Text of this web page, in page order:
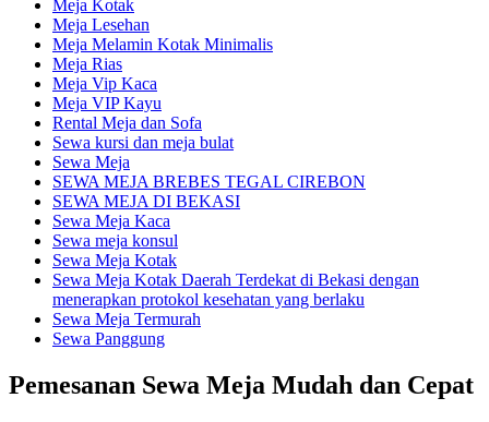
Meja Kotak
Meja Lesehan
Meja Melamin Kotak Minimalis
Meja Rias
Meja Vip Kaca
Meja VIP Kayu
Rental Meja dan Sofa
Sewa kursi dan meja bulat
Sewa Meja
SEWA MEJA BREBES TEGAL CIREBON
SEWA MEJA DI BEKASI
Sewa Meja Kaca
Sewa meja konsul
Sewa Meja Kotak
Sewa Meja Kotak Daerah Terdekat di Bekasi dengan
menerapkan protokol kesehatan yang berlaku
Sewa Meja Termurah
Sewa Panggung
Pemesanan Sewa Meja Mudah dan Cepat